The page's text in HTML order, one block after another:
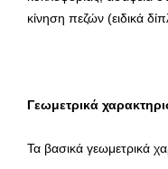
κίνηση πεζών (ειδικά
Γεωμετρικά
Τα βασικά γεωμετρικά